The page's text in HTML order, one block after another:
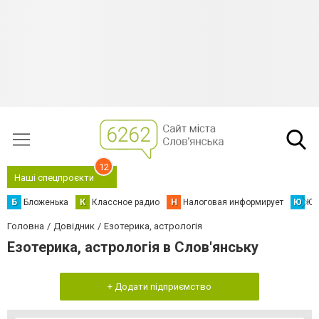
Наші спецпроєкти
12
Б Бложенька К Классное радио Н Налоговая информирует Ю
Головна Довідник Езотерика, астрологія
Езотерика, астрологія в Слов'янську
+ Додати підприємство